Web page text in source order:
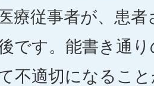
療従事者が、患
です。能書き通
不適切になるこ